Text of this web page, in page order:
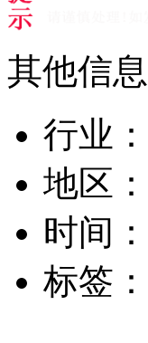
其他信息
行业：
地区：
时间：
标签：